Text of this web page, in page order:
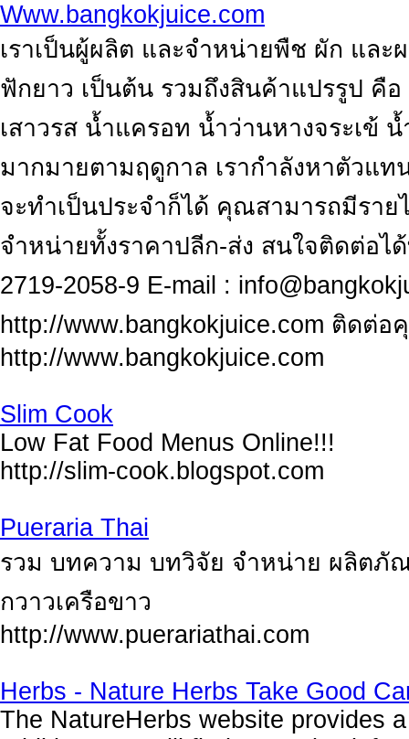
Www.bangkokjuice.com
เราเป็นผู้ผลิต และจำหน่ายพืช ผัก แล
ฟักยาว เป็นต้น รวมถึงสินค้าแปรรูป คื
เสาวรส น้ำแครอท น้ำว่านหางจระเข้
มากมายตามฤดูกาล เรากำลังหาตัวแ
จะทำเป็นประจำก็ได้ คุณสามารถมีรา
จำหน่ายทั้งราคาปลีก-ส่ง สนใจติดต่อไ
2719-2058-9 E-mail :
http://www.bangkokjuice.com ติดต่
http://www.bangkokjuice.com
Slim Cook
Low Fat Food Menus Online!!!
http://slim-cook.blogspot.com
Pueraria Thai
รวม บทความ บทวิจัย จำหน่าย ผลิตภั
กวาวเครือขาว
http://www.puerariathai.com
Herbs - Nature Herbs Take Good
The NatureHerbs website provides